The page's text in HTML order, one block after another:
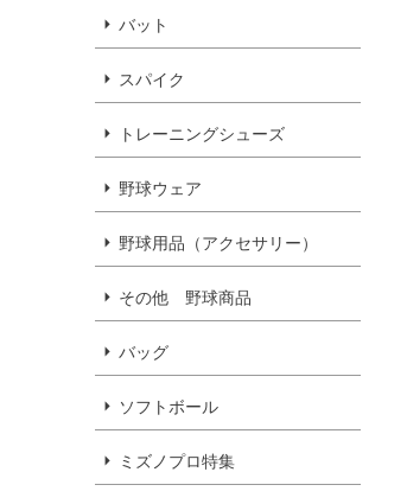
バット
スパイク
トレーニングシューズ
野球ウェア
野球用品（アクセサリー）
その他 野球商品
バッグ
ソフトボール
ミズノプロ特集